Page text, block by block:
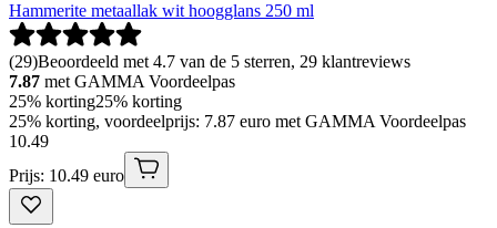
Hammerite metaallak wit hoogglans 250 ml
(29)Beoordeeld met 4.7 van de 5 sterren, 29 klantreviews
7.87 met GAMMA Voordeelpas
25% korting25% korting
25% korting, voordeelprijs: 7.87 euro met GAMMA Voordeelpas
10.49
Prijs: 10.49 euro